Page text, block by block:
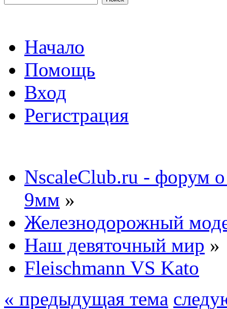
Начало
Помощь
Вход
Регистрация
NscaleClub.ru - форум
9мм »
Железнодорожный
Наш девяточный мир »
Fleischmann VS Kato
« предыдущая тема